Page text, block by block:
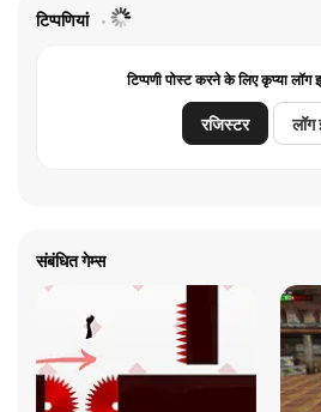
टिप्पणियां
टिप्पणी पोस्ट करने के लिए कृप्या लॉग
रजिस्टर लॉग
संबंधित गेम्स